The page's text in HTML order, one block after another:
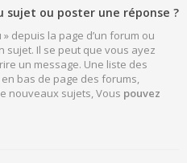
sujet ou poster une réponse ?
depuis la page d’un forum ou
sujet. Il se peut que vous ayez
un message. Une liste des
bas de page des forums,
nouveaux sujets, Vous pouvez